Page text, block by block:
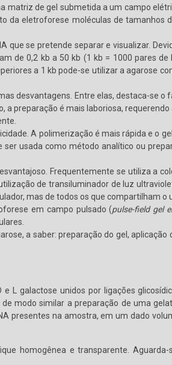
de gel submetida a um campo
da eletroforese moléculas de tamanhos
se pretende separar e visualizar.
de 0,2 kb a 50 kb (1 kb = 1000 pares de
a 1 kb pode-se utilizar a agarose
desvantagens. Entre elas, destaca-se o
preparação é mais laboriosa,
A polimerização é mais rápida e o
usada como método analítico ou
Frequentemente se utiliza a
de transiluminador de luz
mas de todos os que compartilham o
em campo pulsado (pulse-field gel
a saber: preparação do gel,
L galactose unidos por ligações
modo similar a preparação de uma
presentes na amostra, em um dado
homogênea e transparente.